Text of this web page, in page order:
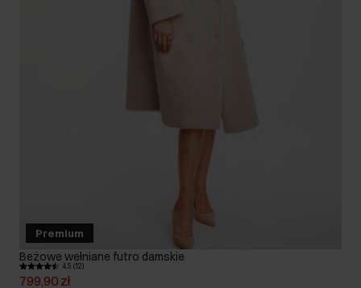
Premium
Beżowe wełniane futro damskie
4.5 (12)
799,90 zł